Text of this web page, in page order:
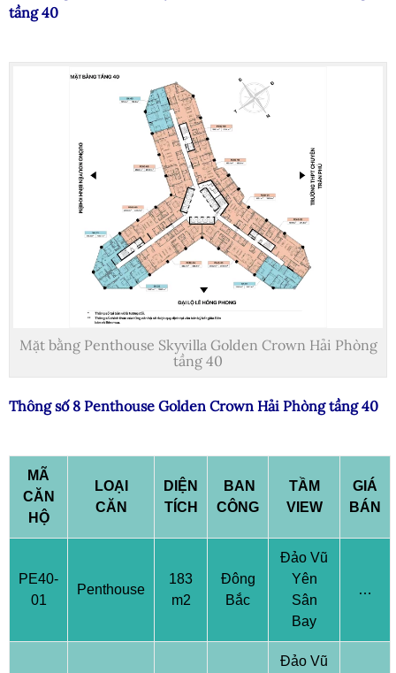
tầng 40
Mặt bằng Penthouse Skyvilla Golden Crown Hải Phòng
tầng 40
Thông số 8 Penthouse Golden Crown Hải Phòng tầng 40
MÃ
CĂN
HỘ
LOẠI
CĂN
DIỆN
TÍCH
BAN
CÔNG
TẦM
VIEW
GIÁ
BÁN
PE40-
01
Penthouse
183
m2
Đông
Bắc
Đảo Vũ
Yên
Sân
Bay
…
Đảo Vũ